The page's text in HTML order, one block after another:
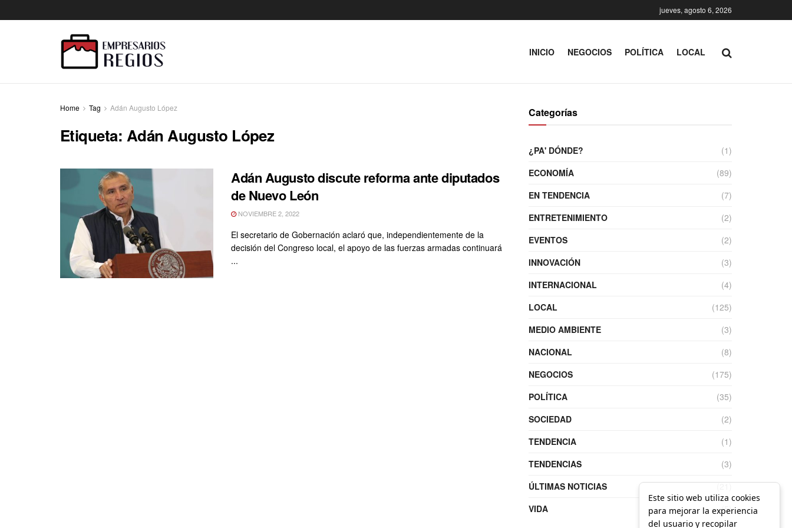
jueves, agosto 6, 2026
INICIO NEGOCIOS POLÍTICA LOCAL
Home Tag Adán Augusto López
Etiqueta: Adán Augusto López
Adán Augusto discute reforma ante diputados
de Nuevo León
NOVIEMBRE 2, 2022
El secretario de Gobernación aclaró que, independientemente de la
decisión del Congreso local, el apoyo de las fuerzas armadas continuará
...
Categorías
¿PA' DÓNDE?
(1)
ECONOMÍA
(89)
EN TENDENCIA
(7)
ENTRETENIMIENTO
(2)
EVENTOS
(2)
INNOVACIÓN
(3)
INTERNACIONAL
(4)
LOCAL
(125)
MEDIO AMBIENTE
(3)
NACIONAL
(8)
NEGOCIOS
(175)
POLÍTICA
(35)
SOCIEDAD
(2)
TENDENCIA
(1)
TENDENCIAS
(3)
ÚLTIMAS NOTICIAS
(21)
VIDA
(5)
Este sitio web utiliza cookies
para mejorar la experiencia
del usuario y recopilar